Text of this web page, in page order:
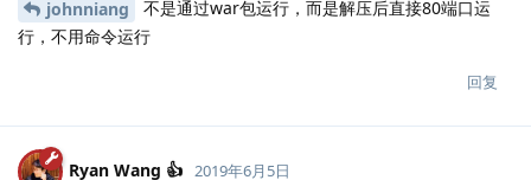
johnniang
不是通过war包运行，而是解压后直接80端口运
行，不用命令运行
回复
Ryan Wang 👍 2019年6月5日